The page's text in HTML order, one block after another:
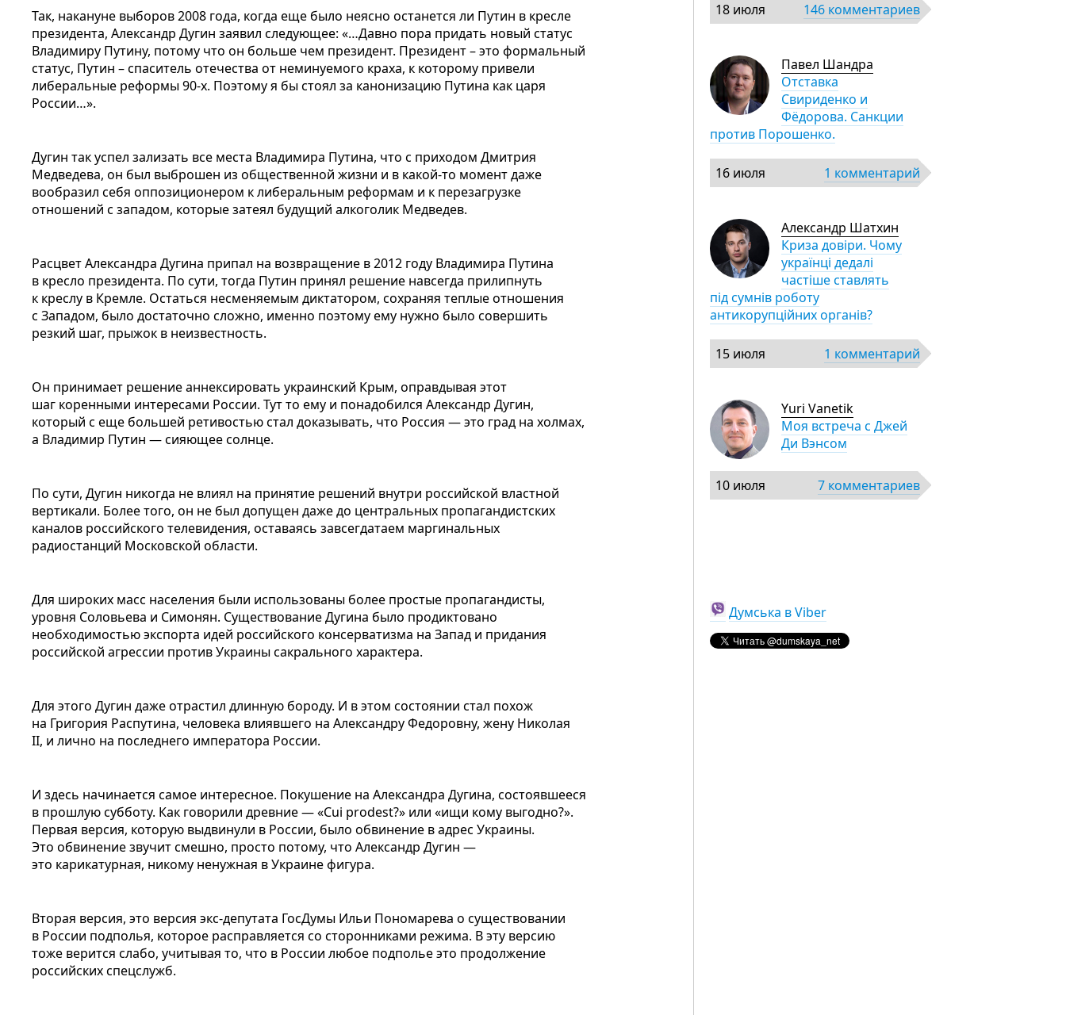
Так, накануне выборов 2008 года, когда еще было неясно останется ли Путин в кресле
президента, Александр Дугин заявил следующее: «…Давно пора придать новый статус
Владимиру Путину, потому что он больше чем президент. Президент – это формальный
статус, Путин – спаситель отечества от неминуемого краха, к которому привели
либеральные реформы 90-х. Поэтому я бы стоял за канонизацию Путина как царя
России…».
Дугин так успел зализать все места Владимира Путина, что с приходом Дмитрия
Медведева, он был выброшен из общественной жизни и в какой-то момент даже
вообразил себя оппозиционером к либеральным реформам и к перезагрузке
отношений с западом, которые затеял будущий алкоголик Медведев.
Расцвет Александра Дугина припал на возвращение в 2012 году Владимира Путина
в кресло президента. По сути, тогда Путин принял решение навсегда прилипнуть
к креслу в Кремле. Остаться несменяемым диктатором, сохраняя теплые отношения
с Западом, было достаточно сложно, именно поэтому ему нужно было совершить
резкий шаг, прыжок в неизвестность.
Он принимает решение аннексировать украинский Крым, оправдывая этот
шаг коренными интересами России. Тут то ему и понадобился Александр Дугин,
который с еще большей ретивостью стал доказывать, что Россия — это град на холмах,
а Владимир Путин — сияющее солнце.
По сути, Дугин никогда не влиял на принятие решений внутри российской властной
вертикали. Более того, он не был допущен даже до центральных пропагандистских
каналов российского телевидения, оставаясь завсегдатаем маргинальных
радиостанций Московской области.
Для широких масс населения были использованы более простые пропагандисты,
уровня Соловьева и Симонян. Существование Дугина было продиктовано
необходимостью экспорта идей российского консерватизма на Запад и придания
российской агрессии против Украины сакрального характера.
Для этого Дугин даже отрастил длинную бороду. И в этом состоянии стал похож
на Григория Распутина, человека влиявшего на Александру Федоровну, жену Николая
II, и лично на последнего императора России.
И здесь начинается самое интересное. Покушение на Александра Дугина, состоявшееся
в прошлую субботу. Как говорили древние — «Cui prodest?» или «ищи кому выгодно?».
Первая версия, которую выдвинули в России, было обвинение в адрес Украины.
Это обвинение звучит смешно, просто потому, что Александр Дугин —
это карикатурная, никому ненужная в Украине фигура.
Вторая версия, это версия экс-депутата ГосДумы Ильи Пономарева о существовании
в России подполья, которое расправляется со сторонниками режима. В эту версию
тоже верится слабо, учитывая то, что в России любое подполье это продолжение
российских спецслужб.
18 июля 146 комментариев
Павел Шандра
Отставка
Свириденко и
Фёдорова. Санкции
против Порошенко.
16 июля 1 комментарий
Александр Шатхин
Криза довіри. Чому
українці дедалі
частіше ставлять
під сумнів роботу
антикорупційних органів?
15 июля 1 комментарий
Yuri Vanetik
Моя встреча с Джей
Ди Вэнсом
10 июля 7 комментариев
Думська в Viber